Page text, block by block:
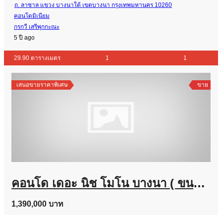
ถ. ลาซาล แขวง บางนาใต้ เขตบางนา กรุงเทพมหานคร 10260
คอนโดมิเนียม
กรกวี เสรีพุกกะณะ
5 ปี ago
29.90 ตารางเมตร 1 1
เสนอขายราคาพิเศษ ขาย
คอนโด เดอะ นิช โมโน บางนา ( ขนาด 35 ตร.ม.) ตึก B ชั้น 5 ใกล้รถไฟฟ้าสายสีเหลือง สถานีศรีเอี่ยม ตรงข้ามเซ็นทรัลบางนา : The Niche Mono Bangna
1,390,000 บาท